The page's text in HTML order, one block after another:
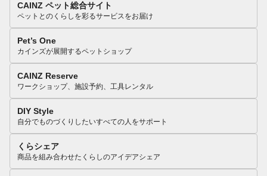
CAINZ ペット総合サイト
ペットとのくらしを彩るサービスをお届け
Pet’s One
カインズが展開するペットショップ
CAINZ Reserve
ワークショップ、施設予約、工具レンタル
DIY Style
自分でものづくりしたいすべての人をサポート
くらシェア
商品を組み合わせたくらしのアイデアシェア